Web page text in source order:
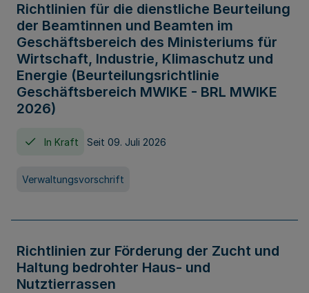
Richtlinien für die dienstliche Beurteilung
der Beamtinnen und Beamten im
Geschäftsbereich des Ministeriums für
Wirtschaft, Industrie, Klimaschutz und
Energie (Beurteilungsrichtlinie
Geschäftsbereich MWIKE - BRL MWIKE
2026)
In Kraft Seit 09. Juli 2026
Verwaltungsvorschrift
Richtlinien zur Förderung der Zucht und
Haltung bedrohter Haus- und
Nutztierrassen